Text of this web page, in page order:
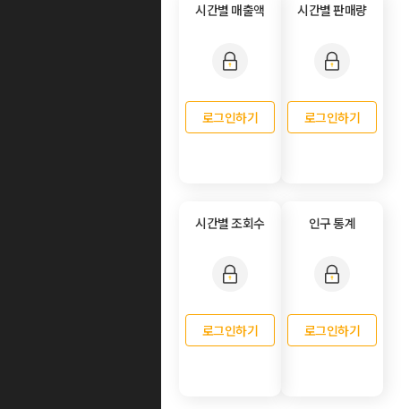
시간별 매출액
로그인하기
시간별 판매량
로그인하기
시간별 조회수
로그인하기
인구 통계
로그인하기